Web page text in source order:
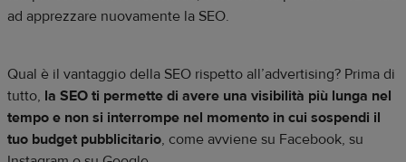
ad apprezzare nuovamente la SEO.
Qual è il vantaggio della SEO rispetto all’advertising? Prima di
tutto, la SEO ti permette di avere una visibilità più lunga nel
tempo e non si interrompe nel momento in cui sospendi il
tuo budget pubblicitario, come avviene su Facebook, su